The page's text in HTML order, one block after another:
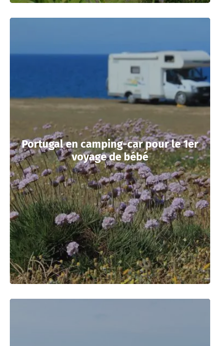
Portugal en camping-car pour le 1er
voyage de bébé